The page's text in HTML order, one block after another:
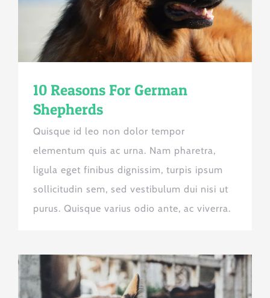
10 Reasons For German
Shepherds
Quisque id leo non dolor tempor
elementum quis ac urna. Nam pharetra,
ligula eget finibus dignissim, turpis ipsum
sollicitudin sem, sed vestibulum dui nisi ut
purus. Quisque varius odio ante, ac viverra.